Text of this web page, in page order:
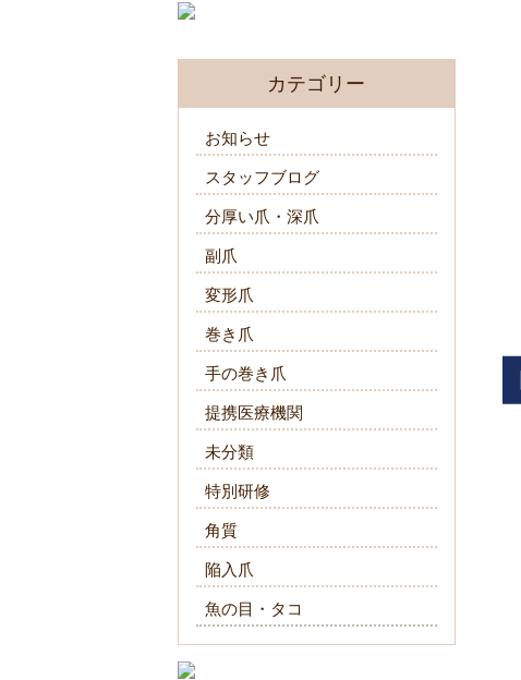
カテゴリー
お知らせ
スタッフブログ
分厚い爪・深爪
副爪
変形爪
巻き爪
手の巻き爪
提携医療機関
未分類
特別研修
角質
陥入爪
魚の目・タコ